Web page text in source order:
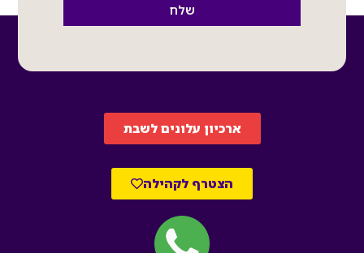
שלח
ארכיון עלונים לשבת
הצטרף לקהילה